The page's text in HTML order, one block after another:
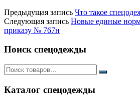
Предыдущая запись Что такое
Следующая запись Новые единые
приказу № 767н
Поиск спецодежды
Каталог спецодежды